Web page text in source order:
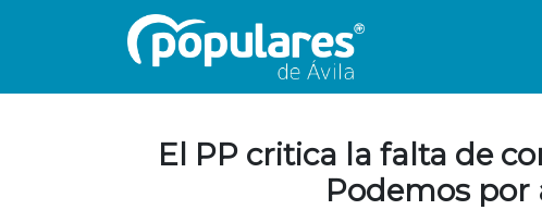
El PP critica la falta de
Podemos